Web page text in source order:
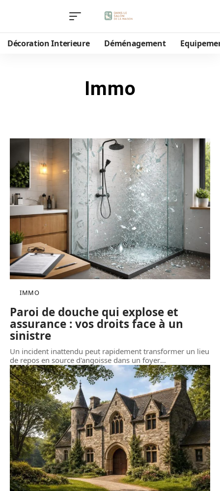
Décoration Interieure Déménagement
Immo
IMMO
Paroi de douche qui explose et
assurance : vos droits face à un
sinistre
Un incident inattendu peut rapidement transformer un lieu
de repos en source d'angoisse dans un foyer…